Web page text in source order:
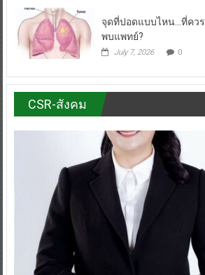
จุดที่ปอดแบบไหน…ที่คว
พบแพทย์?
July 7, 2026 0
CSR-สังคม